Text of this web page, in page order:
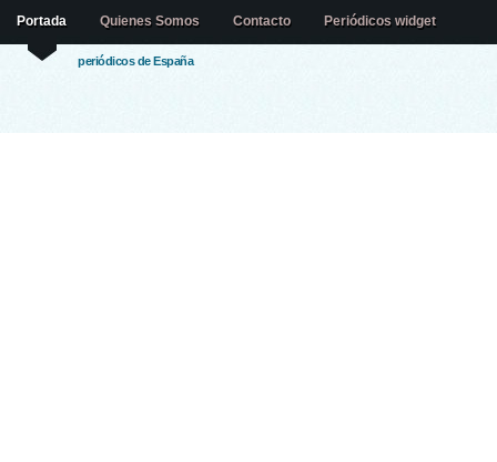
periódicos de España
Portada Quienes Somos Contacto Periódicos widget